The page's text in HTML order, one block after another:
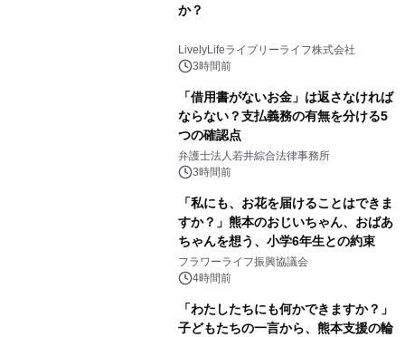
か？
LivelyLifeライブリーライフ株式会社
3時間前
「借用書がないお金」は返さなければ
ならない？支払義務の有無を分ける5
つの確認点
弁護士法人若井綜合法律事務所
3時間前
「私にも、お花を届けることはできま
すか？」熊本のおじいちゃん、おばあ
ちゃんを想う、小学6年生との約束
フラワーライフ振興協議会
4時間前
「わたしたちにも何かできますか？」
子どもたちの一言から、熊本支援の輪